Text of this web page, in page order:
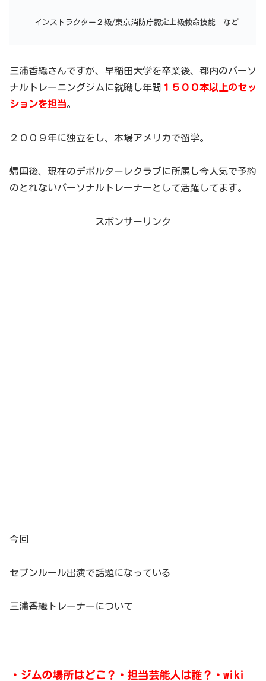
インストラクター２級/東京消防庁認定上級救命技能 など
三浦香織さんですが、早稲田大学を卒業後、都内のパーソ
ナルトレーニングジムに就職し年間 １５００本以上のセッ
ションを担当。
２００９年に独立をし、本場アメリカで留学。
帰国後、現在のデポルターレクラブに所属し今人気で予約
のとれないパーソナルトレーナーとして活躍してます。
スポンサーリンク
今回
セブンルール出演で話題になっている
三浦香織トレーナーについて
・ジムの場所はどこ？・担当芸能人は誰？・wiki